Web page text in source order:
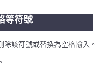
等符號
該符號或替換為空格輸入。